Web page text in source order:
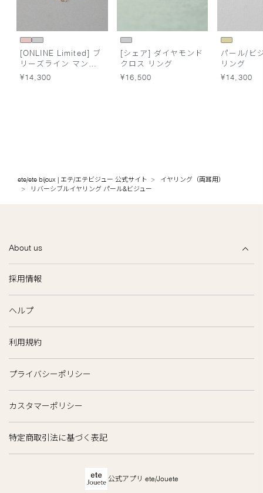
[ONLINE Limited] ブ
リーズライン マンテ
ル ブレスレット
¥14,300
[シェア] ダイヤモンド
クロス リング
¥16,500
パール/ビ
リング
¥14,300
ete/ete bijoux | エテ/エテビジュー 公式サイト
イヤリング（両耳用）
リバーシブルイヤリング パール&ビジュー
About us
採用情報
ヘルプ
利用規約
プライバシーポリシー
カスタマーポリシー
特定商取引法に基づく表記
公式アプリ ete/Jouete